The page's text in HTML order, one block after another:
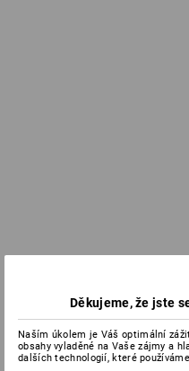
Děkujeme, že jste
Naším úkolem je Váš optimální
obsahy vyladěné na Vaše zájmy a
dalších technologií, které používáme.